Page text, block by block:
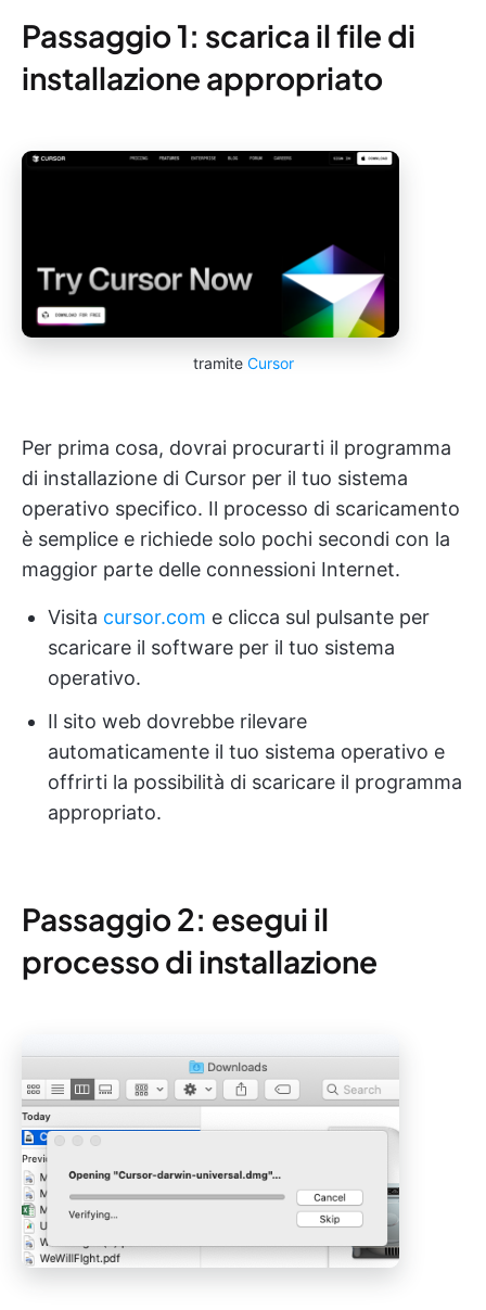
Passaggio 1: scarica il file di
installazione appropriato
tramite Cursor
Per prima cosa, dovrai procurarti il programma
di installazione di Cursor per il tuo sistema
operativo specifico. Il processo di scaricamento
è semplice e richiede solo pochi secondi con la
maggior parte delle connessioni Internet.
Visita cursor.com e clicca sul pulsante per
scaricare il software per il tuo sistema
operativo.
Il sito web dovrebbe rilevare
automaticamente il tuo sistema operativo e
offrirti la possibilità di scaricare il programma
appropriato.
Passaggio 2: esegui il
processo di installazione